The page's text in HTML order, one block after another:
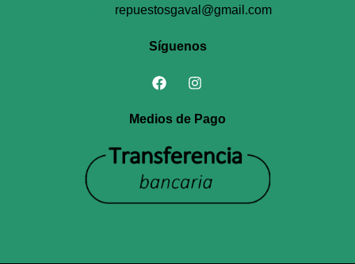
repuestosgaval@gmail.com
Síguenos
Medios de Pago